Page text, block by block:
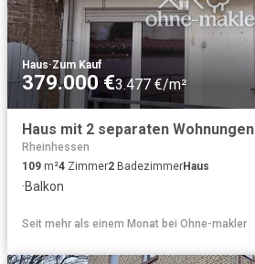
Haus·Zum Kauf
379.000 €3.477 €/m²
Haus mit 2 separaten Wohnungen
Rheinhessen
109 m²4 Zimmer2 BadezimmerHaus
·Balkon
Seit mehr als einem Monat bei Ohne-makler